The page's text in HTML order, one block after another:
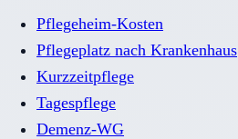
Pflegeheim-Kosten
Pflegeplatz nach Krankenhaus
Kurzzeitpflege
Tagespflege
Demenz-WG